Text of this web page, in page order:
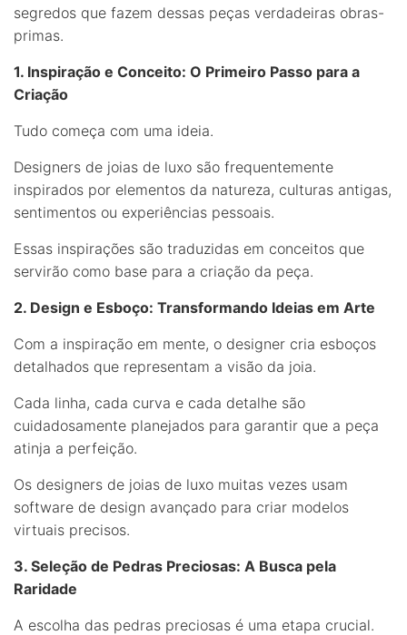
segredos que fazem dessas peças verdadeiras obras-
primas.
1. Inspiração e Conceito: O Primeiro Passo para a
Criação
Tudo começa com uma ideia.
Designers de joias de luxo são frequentemente
inspirados por elementos da natureza, culturas antigas,
sentimentos ou experiências pessoais.
Essas inspirações são traduzidas em conceitos que
servirão como base para a criação da peça.
2. Design e Esboço: Transformando Ideias em Arte
Com a inspiração em mente, o designer cria esboços
detalhados que representam a visão da joia.
Cada linha, cada curva e cada detalhe são
cuidadosamente planejados para garantir que a peça
atinja a perfeição.
Os designers de joias de luxo muitas vezes usam
software de design avançado para criar modelos
virtuais precisos.
3. Seleção de Pedras Preciosas: A Busca pela
Raridade
A escolha das pedras preciosas é uma etapa crucial.